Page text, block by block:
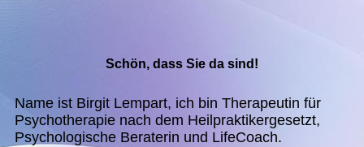
Schön, dass Sie da sind!
Name ist Birgit Lempart, ich bin Therapeutin für
Psychotherapie nach dem Heilpraktikergesetzt,
Psychologische Beraterin und LifeCoach.